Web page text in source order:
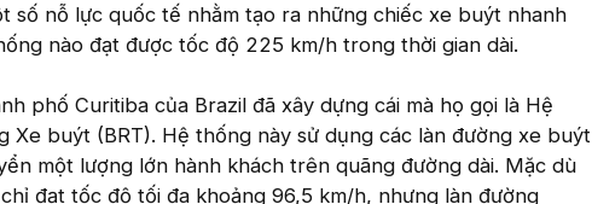
số nỗ lực quốc tế nhằm tạo ra những chiếc xe buýt nhanh
nào đạt được tốc độ 225 km/h trong thời gian dài.
phố Curitiba của Brazil đã xây dựng cái mà họ gọi là Hệ
Xe buýt (BRT). Hệ thống này sử dụng các làn đường xe buýt
một lượng lớn hành khách trên quãng đường dài. Mặc dù
đạt tốc độ tối đa khoảng 96,5 km/h, nhưng làn đường